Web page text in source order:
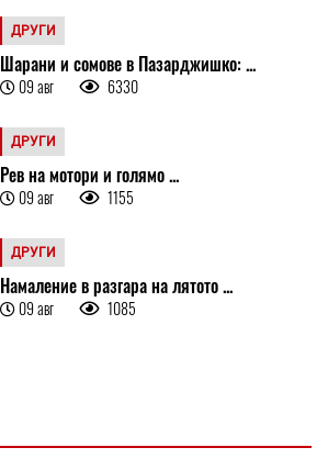
ДРУГИ
Шарани и сомове в Пазарджишко: ...
09 авг 6330
ДРУГИ
Рев на мотори и голямо ...
09 авг 1155
ДРУГИ
Намаление в разгара на лятото ...
09 авг 1085